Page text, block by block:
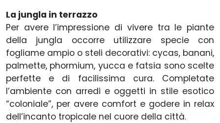
La jungla in terrazzo
Per avere l’impressione di vivere tra le piante
della jungla occorre utilizzare specie con
fogliame ampio o steli decorativi: cycas, banani,
palmette, phormium, yucca e fatsia sono scelte
perfette e di facilissima cura. Completate
l’ambiente con arredi e oggetti in stile esotico
“coloniale”, per avere comfort e godere in relax
dell’incanto tropicale nel cuore della città.